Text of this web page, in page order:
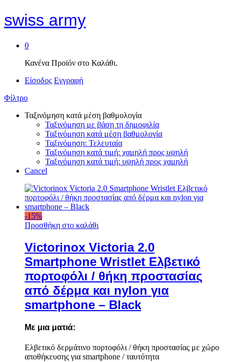
swiss army
0
Κανένα Προϊόν στο Καλάθι.
Είσοδος Εγγραφή
Φίλτρο
Ταξινόμηση κατά μέση βαθμολογία
Ταξινόμηση με βάση τη δημοφιλία
Ταξινόμηση κατά μέση βαθμολογία
Ταξινόμηση: Τελευταία
Ταξινόμηση κατά τιμή: χαμηλή προς υψηλή
Ταξινόμηση κατά τιμή: υψηλή προς χαμηλή
Cancel
-15%
Προσθήκη στο καλάθι
Victorinox Victoria 2.0
Smartphone Wristlet Ελβετικό
πορτοφόλι / θήκη προστασίας
από δέρμα και nylon για
smartphone – Black
Με μια ματιά:
Ελβετικό δερμάτινο πορτοφόλι / θήκη προστασίας με χώρο
αποθήκευσης για smartphone / ταυτότητα